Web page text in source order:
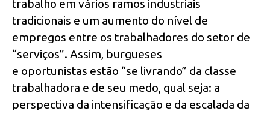
trabalho em vários ramos industriais
tradicionais e um aumento do nível de
empregos entre os trabalhadores do setor de
“serviços”. Assim, burgueses
e oportunistas estão “se livrando” da classe
trabalhadora e de seu medo, qual seja: a
perspectiva da intensificação e da escalada da